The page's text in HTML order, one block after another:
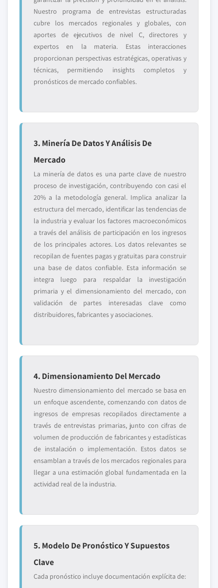
Nuestro programa de entrevistas estructuradas
cubre los mercados regionales y globales, con
aportes de ejecutivos de nivel C, directores y
expertos en la materia. Estas interacciones
proporcionan perspectivas estratégicas, operativas y
técnicas, permitiendo insights completos y
pronósticos de mercado confiables.
3. Minería De Datos Y Análisis De
Mercado
La minería de datos es una parte clave de nuestro
proceso de investigación, contribuyendo con casi el
20% a la metodología general. Implica analizar la
estructura del mercado, identificar las tendencias de
la industria y evaluar los factores macroeconómicos
a través del análisis de participación en los ingresos
de los principales actores. Los datos relevantes se
recopilan de fuentes pagas y gratuitas para construir
una base de datos confiable. Esta información se
integra luego para respaldar la investigación
primaria y el dimensionamiento del mercado, con
validación de partes interesadas clave como
distribuidores, fabricantes y asociaciones.
4. Dimensionamiento Del Mercado
Nuestro dimensionamiento del mercado se basa en
un enfoque ascendente, comenzando con datos de
ingresos de empresas recopilados directamente a
través de entrevistas primarias, junto con cifras de
volumen de producción de fabricantes y estadísticas
de instalación o implementación. Estos datos se
ensamblan a través de los mercados regionales para
llegar a una estimación global fundamentada en la
actividad real de la industria.
5. Modelo De Pronóstico Y Supuestos
Clave
Cada pronóstico incluye documentación explícita de: